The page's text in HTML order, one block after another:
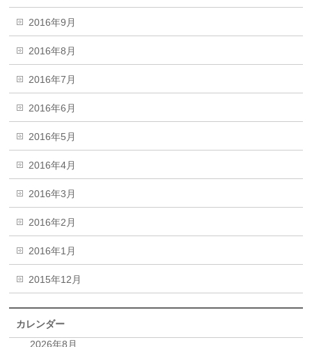
2016年9月
2016年8月
2016年7月
2016年6月
2016年5月
2016年4月
2016年3月
2016年2月
2016年1月
2015年12月
カレンダー
2026年8月